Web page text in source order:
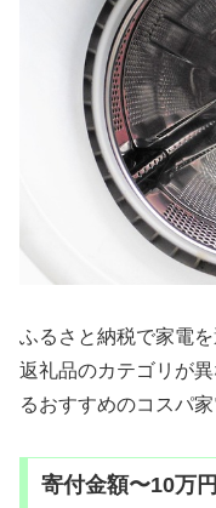
ふるさと納税で家電
返礼品のカテゴリが
るおすすめのコスパ
寄付金額〜10万円